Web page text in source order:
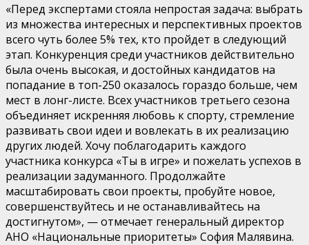
«Перед экспертами стояла непростая задача: выбрать
из множества интересных и перспективных проектов
всего чуть более 5% тех, кто пройдет в следующий
этап. Конкуренция среди участников действительно
была очень высокая, и достойных кандидатов на
попадание в топ-250 оказалось гораздо больше, чем
мест в лонг-листе. Всех участников третьего сезона
объединяет искренняя любовь к спорту, стремление
развивать свои идеи и вовлекать в их реализацию
других людей. Хочу поблагодарить каждого
участника конкурса «Ты в игре» и пожелать успехов в
реализации задуманного. Продолжайте
масштабировать свои проекты, пробуйте новое,
совершенствуйтесь и не останавливайтесь на
достигнутом», — отмечает генеральный директор
АНО «Национальные приоритеты» София Малявина.